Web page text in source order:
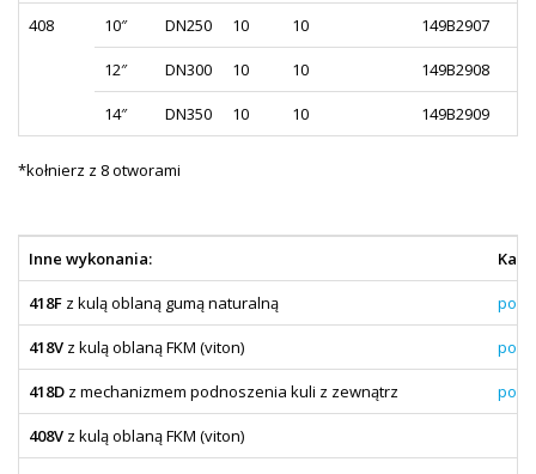
408 10″ DN250 10 10 149B2907
12″ DN300 10 10 149B2908
14″ DN350 10 10 149B2909
*kołnierz z 8 otworami
Inne wykonania:
418F z kulą oblaną gumą naturalną
418V z kulą oblaną FKM (viton)
418D z mechanizmem podnoszenia kuli z zewnątrz
408V z kulą oblaną FKM (viton)